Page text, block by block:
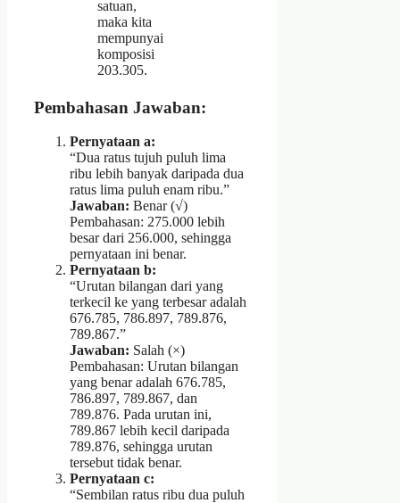
satuan,
maka kita
mempunyai
komposisi
203.305.
Pembahasan Jawaban:
Pernyataan a:
“Dua ratus tujuh puluh lima
ribu lebih banyak daripada dua
ratus lima puluh enam ribu.”
Jawaban: Benar (√)
Pembahasan: 275.000 lebih
besar dari 256.000, sehingga
pernyataan ini benar.
Pernyataan b:
“Urutan bilangan dari yang
terkecil ke yang terbesar adalah
676.785, 786.897, 789.876,
789.867.”
Jawaban: Salah (×)
Pembahasan: Urutan bilangan
yang benar adalah 676.785,
786.897, 789.867, dan
789.876. Pada urutan ini,
789.867 lebih kecil daripada
789.876, sehingga urutan
tersebut tidak benar.
Pernyataan c:
“Sembilan ratus ribu dua puluh